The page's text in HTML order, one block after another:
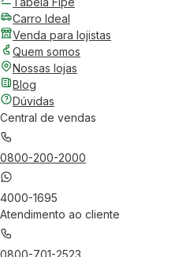
Carro Ideal
Venda para lojistas
Quem somos
Nossas lojas
Blog
Dúvidas
Central de vendas
0800-200-2000
4000-1695
Atendimento ao cliente
0800-701-2523